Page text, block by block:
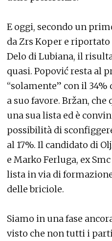
E oggi, secondo un
da Zrs Koper e
Delo di Lubiana, il
quasi. Popović resta al
“solamente” con il
a suo favore. Bržan,
una sua lista ed è
possibilità di
al 17%. Il candidato di
e Marko Ferluga, ex
lista in via di
delle briciole.
Siamo in una fase
visto che non tutti i